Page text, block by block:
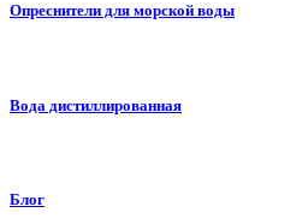
Опреснители для морской воды
Вода дистиллированная
Блог